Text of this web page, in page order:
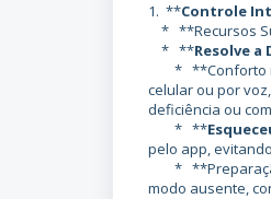
1. **Controle
* **Recursos
* **Resolve a
* **Conforto
celular ou por
deficiência ou
* **
pelo app,
* **Preparação
modo ausente,